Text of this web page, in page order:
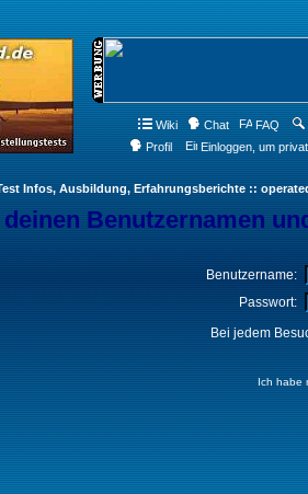
Wiki Chat FAQ
Profil
Einloggen, um
Infos, Ausbildung, Erfahrungsberichte ::
Benutzernamen
Benutzername:
Passwort:
Bei jedem
Ich habe